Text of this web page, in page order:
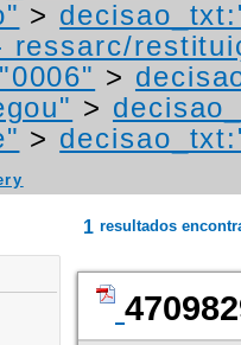
>
ressarc/
>
>
>
1 resultados